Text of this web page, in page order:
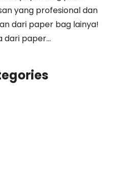
yang profesional dan
dari paper bag lainya!
dari paper...